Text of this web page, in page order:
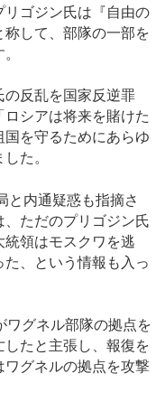
ゴジン氏は『自由の
して、部隊の一部を
反乱を国家反逆罪
シアは将来を賭けた
を守るためにあらゆ
た。
内通疑惑も指摘さ
ただのプリゴジン氏
領はモスクワを逃
、という情報も入っ
グネル部隊の拠点を
たと主張し、報復を
グネルの拠点を攻撃